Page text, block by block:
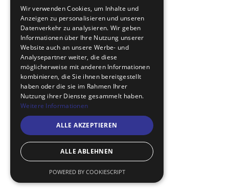
Wir verwenden Cookies, um Inhalte und
Anzeigen zu personalisieren und unseren
Datenverkehr zu analysieren. Wir geben
Informationen über Ihre Nutzung unserer
Website auch an unsere Werbe- und
Analysepartner weiter, die diese
möglicherweise mit anderen Informationen
kombinieren, die Sie ihnen bereitgestellt
haben oder die sie im Rahmen Ihrer
Nutzung ihrer Dienste gesammelt haben.
Weitere Informationen
ALLE AKZEPTIEREN
ALLE ABLEHNEN
POWERED BY COOKIESCRIPT